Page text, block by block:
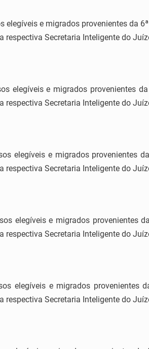
elegíveis e migrados provenientes da
respectiva Secretaria Inteligente do
elegíveis e migrados provenientes
respectiva Secretaria Inteligente do
elegíveis e migrados provenientes
respectiva Secretaria Inteligente do
elegíveis e migrados provenientes
respectiva Secretaria Inteligente do
elegíveis e migrados provenientes
respectiva Secretaria Inteligente do